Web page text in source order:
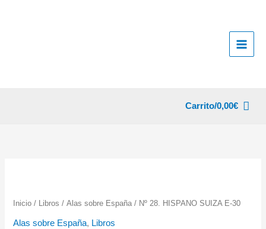
Carrito/0,00€
Inicio / Libros /Alas sobre España / Nº 28. HISPANO SUIZA E-30
Alas sobre España, Libros